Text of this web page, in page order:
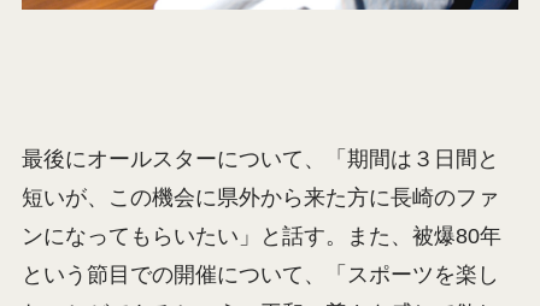
最後にオールスターについて、「期間は３日間と
短いが、この機会に県外から来た方に長崎のファ
ンになってもらいたい」と話す。また、被爆80年
という節目での開催について、「スポーツを楽し